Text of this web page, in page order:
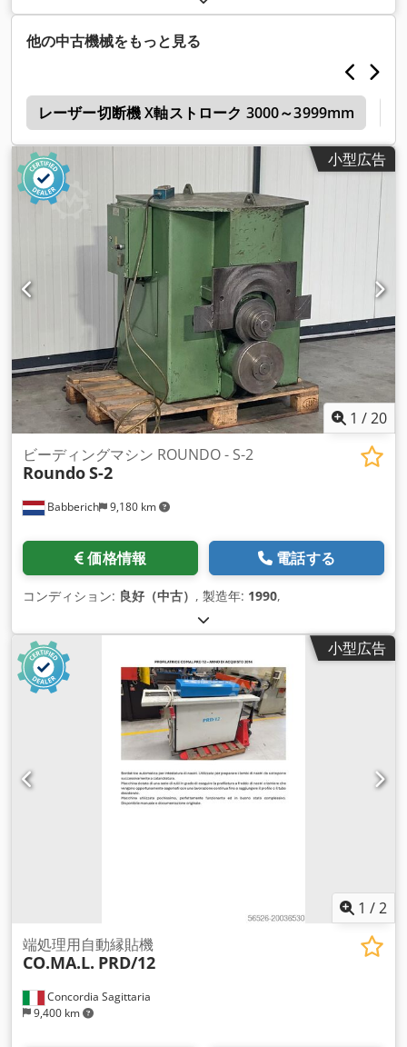
他の中古機械をもっと見る
レーザー切断機 X軸ストローク 3000～3999mm
小型広告
1 /20
Babberich 9,180 km
ビーディングマシン ROUNDO - S-2
RoundoS-2
価格情報 電話する
コンディション: 良好（中古） , 製造年: 1990,
小型広告
1 /2
Concordia Sagittaria
9,400 km
端処理用自動縁貼機
CO.MA.L. PRD/12